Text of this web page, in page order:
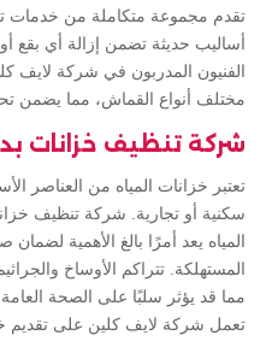
تقدم مجموعة متكاملة من خدمات
أساليب حديثة تضمن إزالة أي بقع
الفنيون المدربون في شركة لايف
مختلف أنواع القماش، مما يضمن
شركة تنظيف خزانات
تعتبر خزانات المياه من العناصر
سكنية أو تجارية. شركة تنظيف
المياه يعد أمرًا بالغ الأهمية لضمان
المستهلكة. تتراكم الأوساخ
مما قد يؤثر سلبًا على الصحة
تعمل شركة لايف كلين على تقديم